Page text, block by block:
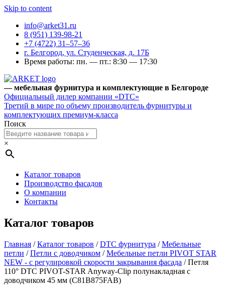
Skip to content
info@arket31.ru
8 (951) 139-98-21
+7 (4722) 31‒57‒36
г. Белгород, ул. Студенческая, д. 17Б
Время работы: пн. — пт.: 8:30 — 17:30
— мебельная фурнитура и комплектующие в Белгороде
Официальный дилер компании «DTC»
Третий в мире по объему производитель фурнитуры и
комплектующих премиум-класса
Поиск
×
Каталог товаров
Производство фасадов
О компании
Контакты
Каталог товаров
Главная /Каталог товаров /DTC фурнитура /Мебельные
петли /Петли с доводчиком /Мебельные петли PIVOT STAR
NEW - с регулировкой скорости закрывания фасада / Петля
110° DTC PIVOT-STAR Anyway-Clip полунакладная с
доводчиком 45 мм (C81B875FAB)